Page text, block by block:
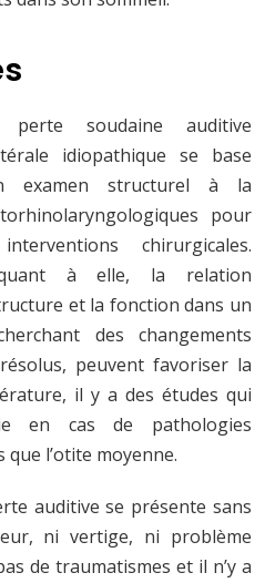
soudaine auditive
idiopathique se base
examen structurel à la
pour
chirurgicales.
quant à elle, la relation
et la fonction dans un
des changements
peuvent favoriser la
il y a des études qui
en cas de pathologies
l’otite moyenne.
auditive se présente sans
ni vertige, ni problème
de traumatismes et il n’y a